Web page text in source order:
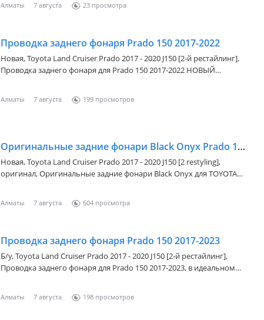
CARCITY 2 ЯРУС 218А БУТИК * Доставка по городу есть * Отправка
Дубликаты * Под оригиналы * Уточняйте цены Большой
ассортимент автозапчастей на модельный ряд TOYOTA/LEXUS
Алматы 7 августа 23
Проводка заднего фонаря Prado 150 2017-2022
Новая,Toyota Land Cruiser Prado 2017 - 2020 J150 [2-й рестайлинг],
Проводка заднего фонаря для Prado 150 2017-2022 НОВЫЙ
Алматы 7 августа 199
Оригинальные задние фонари Black Onyx Prado 150
Новая,Toyota Land Cruiser Prado 2017 - 2020 J150 [2 restyling],
оригинал, Оригинальные задние фонари Black Onyx для TOYOTA
ОТПРАВКА ПО РЕГИОНАМ
Алматы 7 августа 604
Проводка заднего фонаря Prado 150 2017-2023
Б/y,Toyota Land Cruiser Prado 2017 - 2020 J150 [2-й рестайлинг],
Проводка заднего фонаря для Prado 150 2017-2023, в идеальном
Алматы 7 августа 198